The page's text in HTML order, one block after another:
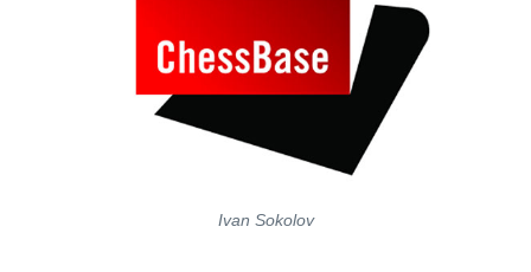
Ivan Sokolov